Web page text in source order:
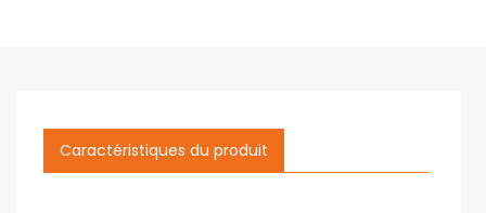
Caractéristiques du produit